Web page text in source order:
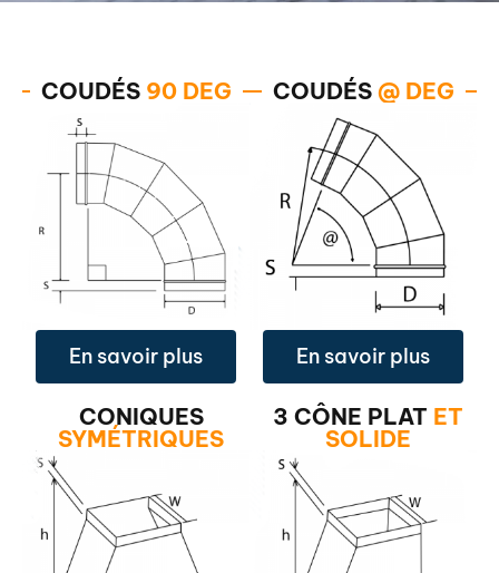
COUDÉS 90 DEG
En savoir plus
COUDÉS @ DEG
En savoir plus
CONIQUES
SYMÉTRIQUES
3 CÔNE PLAT ET
SOLIDE